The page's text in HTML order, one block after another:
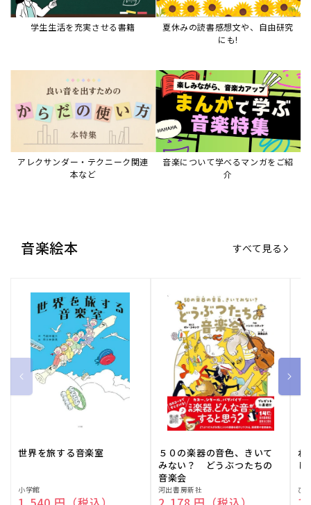
学生生活を充実させる書籍
夏休みの読書感想文や、自由研究
にも!
アレクサンダー・テクニーク関連
本など
音楽について学べるマンガをご紹
介
音楽絵本 すべて見る
世界を旅する音楽室
販
小学館
５０の楽器の音色、きいて
みない？ どうぶつたちの
音楽会
販
河出書房新社
ね
販ひ